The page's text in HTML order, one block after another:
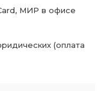
МИР в офисе
(оплата